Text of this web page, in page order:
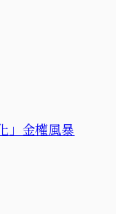
」金權風暴